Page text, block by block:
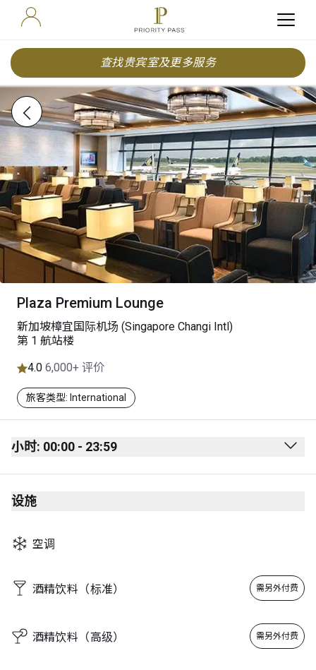
查找贵宾室及更多服务
Plaza Premium Lounge
新加坡樟宜国际机场 (Singapore Changi Intl)
第 1 航站楼
4.0 6,000+ 评价
旅客类型: International
小时: 00:00 - 23:59
Monday 00:00 - 23:59
Tuesday
Thursday
Friday 00:00 - 23:59
Sunday 00:00 - 23:59
设施
空调
酒精饮料（标准） 需另外付费
酒精饮料（高级） 需另外付费